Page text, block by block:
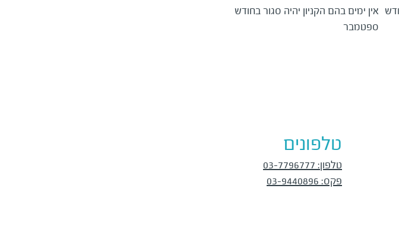
ספטמבר
טלפונים
טלפון:
03-7796777
פקס:
03-9440896